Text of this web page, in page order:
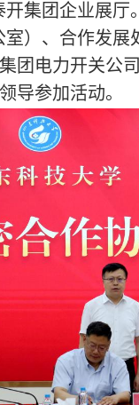
开集团企业展厅
）、合作发
团电力开关公
导参加活动。